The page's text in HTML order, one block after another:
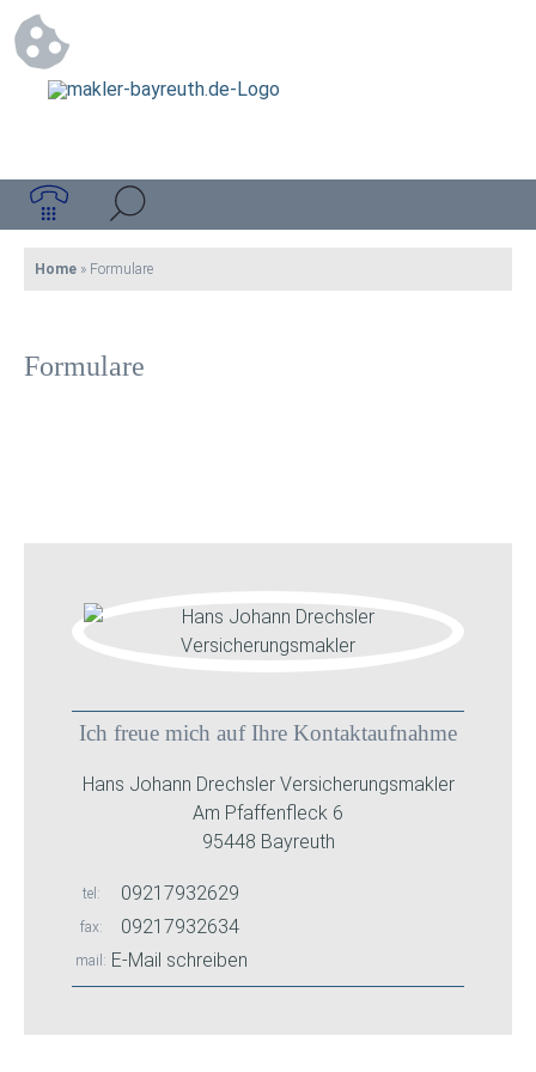
Home » Formulare
Formulare
Ich freue mich auf Ihre Kontaktaufnahme
Hans Johann Drechsler Versicherungsmakler
Am Pfaffenfleck 6
95448 Bayreuth
tel 09217932629
fax 09217932634
mail E-Mail schreiben